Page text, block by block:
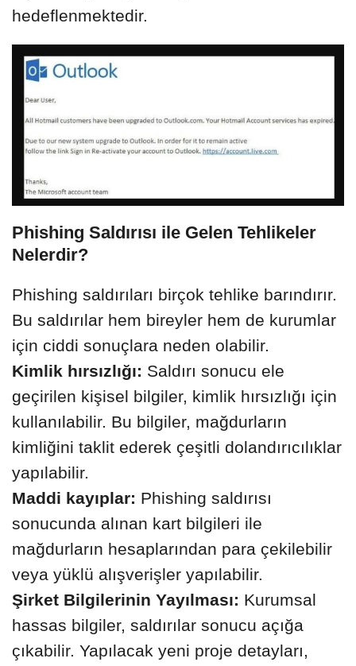
hedeflenmektedir.
Phishing Saldırısı ile Gelen Tehlikeler
Nelerdir?
Phishing saldırıları birçok tehlike barındırır.
Bu saldırılar hem bireyler hem de kurumlar
için ciddi sonuçlara neden olabilir.
Kimlik hırsızlığı: Saldırı sonucu ele
geçirilen kişisel bilgiler, kimlik hırsızlığı için
kullanılabilir. Bu bilgiler, mağdurların
kimliğini taklit ederek çeşitli dolandırıcılıklar
yapılabilir.
Maddi kayıplar: Phishing saldırısı
sonucunda alınan kart bilgileri ile
mağdurların hesaplarından para çekilebilir
veya yüklü alışverişler yapılabilir.
Şirket Bilgilerinin Yayılması: Kurumsal
hassas bilgiler, saldırılar sonucu açığa
çıkabilir. Yapılacak yeni proje detayları,